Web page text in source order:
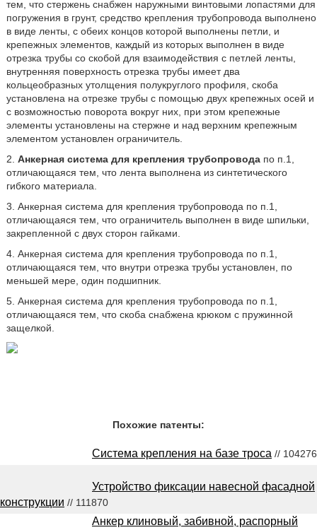
тем, что стержень снабжен наружными винтовыми лопастями для
погружения в грунт, средство крепления трубопровода выполнено
в виде ленты, с обеих концов которой выполнены петли, и
крепежных элементов, каждый из которых выполнен в виде
отрезка трубы со скобой для взаимодействия с петлей ленты,
внутренняя поверхность отрезка трубы имеет два
кольцеобразных утолщения полукруглого профиля, скоба
установлена на отрезке трубы с помощью двух крепежных осей и
с возможностью поворота вокруг них, при этом крепежные
элементы установлены на стержне и над верхним крепежным
элементом установлен ограничитель.
2. Анкерная система для крепления трубопроводапо п.1,
отличающаяся тем, что лента выполнена из синтетического
гибкого материала.
3. Анкерная система для крепления трубопровода по п.1,
отличающаяся тем, что ограничитель выполнен в виде шпильки,
закрепленной с двух сторон гайками.
4. Анкерная система для крепления трубопровода по п.1,
отличающаяся тем, что внутри отрезка трубы установлен, по
меньшей мере, один подшипник.
5. Анкерная система для крепления трубопровода по п.1,
отличающаяся тем, что скоба снабжена крюком с пружинной
защелкой.
Похожие патенты:
Система крепления на базе троса // 104276
Устройство фиксации навесной фасадной
конструкции // 111870
Анкер клиновый, забивной, распорный